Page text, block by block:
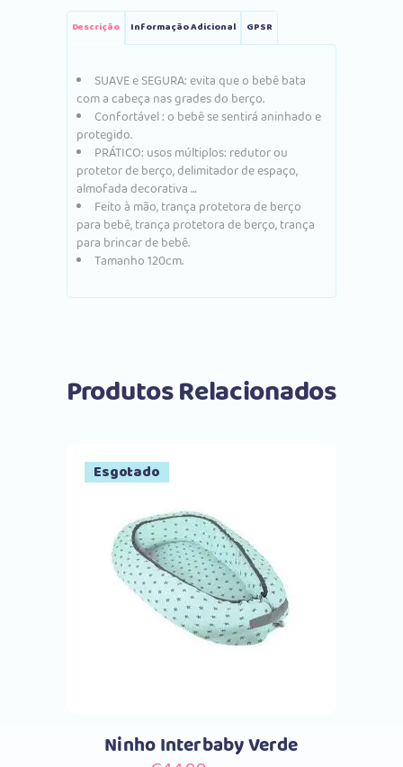
Descrição Informação Adicional GPSR
SUAVE e SEGURA: evita que o bebê bata
com a cabeça nas grades do berço.
Confortável : o bebê se sentirá aninhado e
protegido.
PRÁTICO: usos múltiplos: redutor ou
protetor de berço, delimitador de espaço,
almofada decorativa …
Feito à mão, trança protetora de berço
para bebê, trança protetora de berço, trança
para brincar de bebê.
Tamanho 120cm.
Produtos Relacionados
Esgotado
Comprar
Ninho Interbaby Verde